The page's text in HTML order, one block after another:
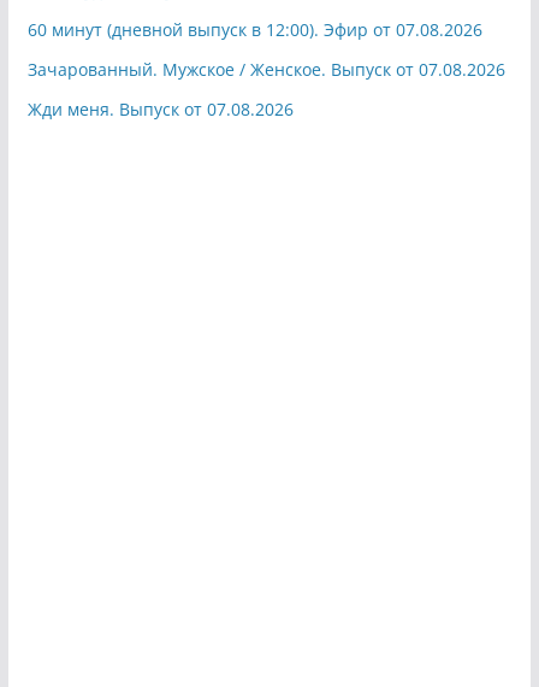
60 минут (дневной выпуск в 12:00). Эфир от 07.08.2026
Зачарованный. Мужское / Женское. Выпуск от 07.08.2026
Жди меня. Выпуск от 07.08.2026